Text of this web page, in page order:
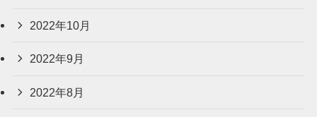
2022年10月
2022年9月
2022年8月